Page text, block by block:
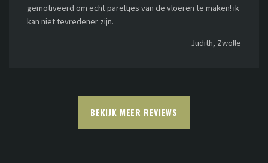
gemotiveerd om echt pareltjes van de vloeren te maken! ik
kan niet tevredener zijn.
Judith, Zwolle
BEKIJK MEER REVIEWS